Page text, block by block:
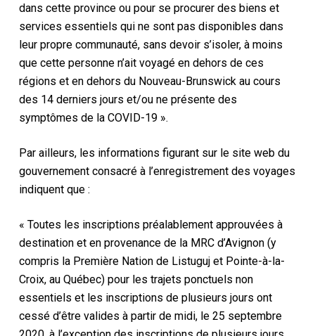
dans cette province ou pour se procurer des biens et
services essentiels qui ne sont pas disponibles dans
leur propre communauté, sans devoir s’isoler, à moins
que cette personne n’ait voyagé en dehors de ces
régions et en dehors du Nouveau-Brunswick au cours
des 14 derniers jours et/ou ne présente des
symptômes de la COVID-19 ».
Par ailleurs, les informations figurant sur le site web du
gouvernement consacré à l’enregistrement des voyages
indiquent que :
« Toutes les inscriptions préalablement approuvées à
destination et en provenance de la MRC d’Avignon (y
compris la Première Nation de Listuguj et Pointe-à-la-
Croix, au Québec) pour les trajets ponctuels non
essentiels et les inscriptions de plusieurs jours ont
cessé d’être valides à partir de midi, le 25 septembre